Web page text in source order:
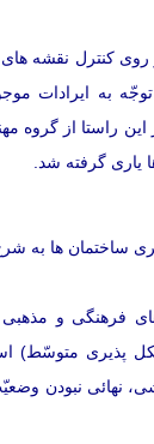
كنترل نقشه
به ایرادات
راستا از گروه
یاری گرفته شد.
ساختمان ها به
فرهنگی و
پذیری متوسّط)
نهائی نبودن